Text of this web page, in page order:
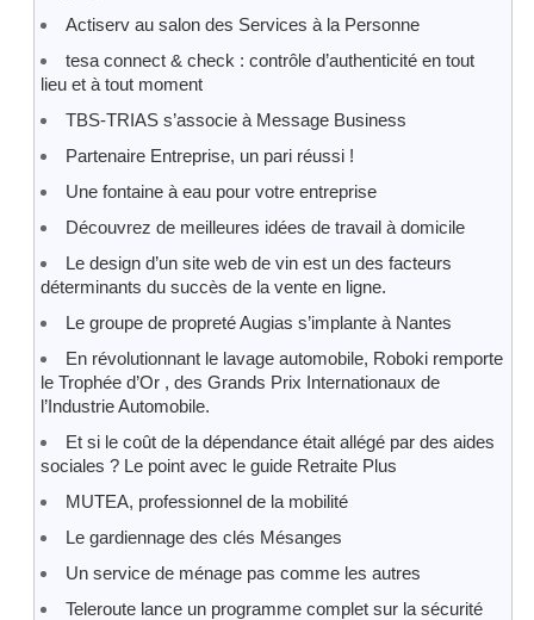
Actiserv au salon des Services à la Personne
tesa connect & check : contrôle d’authenticité en tout
lieu et à tout moment
TBS-TRIAS s’associe à Message Business
Partenaire Entreprise, un pari réussi !
Une fontaine à eau pour votre entreprise
Découvrez de meilleures idées de travail à domicile
Le design d’un site web de vin est un des facteurs
déterminants du succès de la vente en ligne.
Le groupe de propreté Augias s’implante à Nantes
En révolutionnant le lavage automobile, Roboki remporte
le Trophée d’Or , des Grands Prix Internationaux de
l’Industrie Automobile.
Et si le coût de la dépendance était allégé par des aides
sociales ? Le point avec le guide Retraite Plus
MUTEA, professionnel de la mobilité
Le gardiennage des clés Mésanges
Un service de ménage pas comme les autres
Teleroute lance un programme complet sur la sécurité